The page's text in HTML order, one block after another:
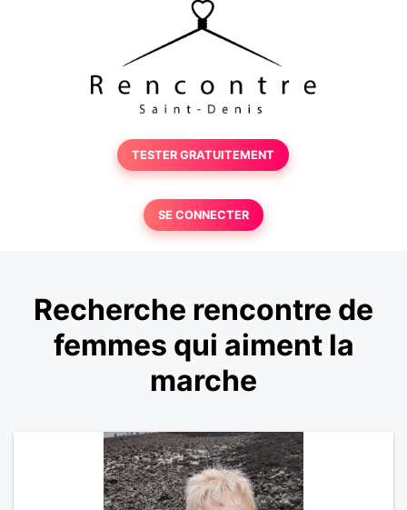
TESTER GRATUITEMENT
SE CONNECTER
Recherche rencontre de
femmes qui aiment la
marche